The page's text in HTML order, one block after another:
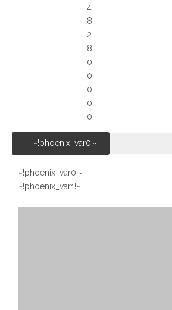
4
8
2
8
0
0
0
0
0
~!phoenix_var0!~
~!phoenix_var0!~
~!phoenix_var1!~